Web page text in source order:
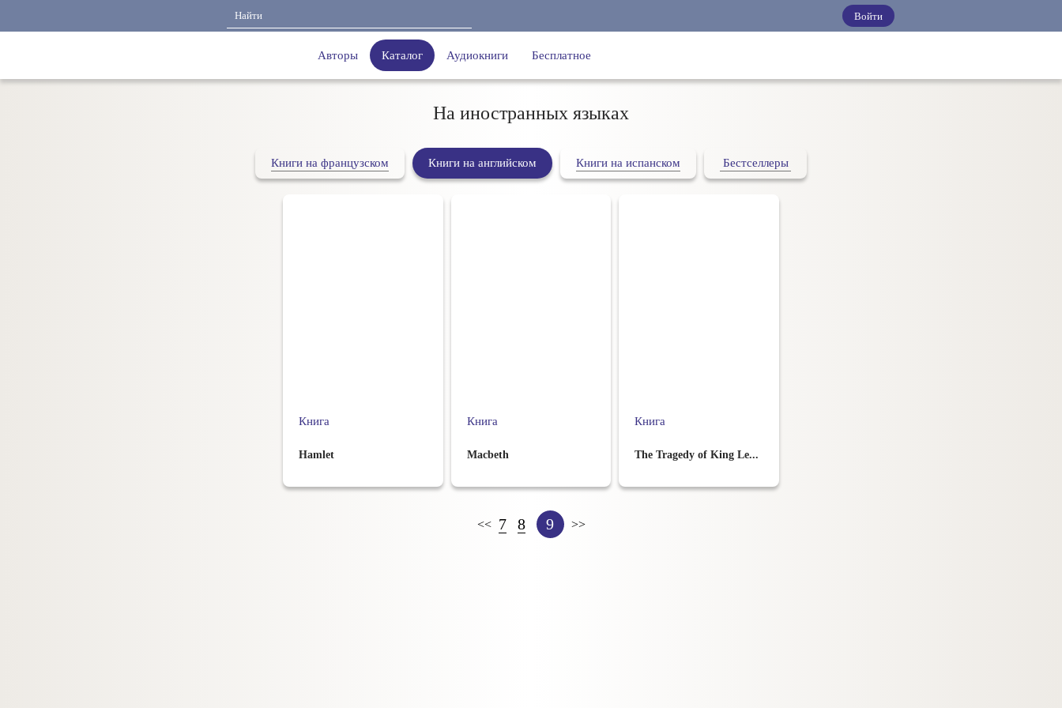
Войти
Авторы Каталог Аудиокниги Бесплатное
На иностранных языках
Книги на французском Книги на английском Книги на испанском Бестселлеры
Книга
Hamlet
Книга
Macbeth
Книга
The Tragedy of King Le...
<< 7 8 9 >>